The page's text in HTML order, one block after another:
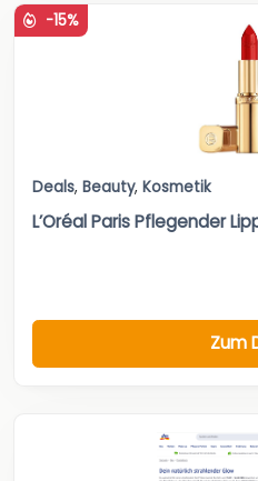
-15%
Deals, Beauty, Kosmetik
L’Oréal Paris Pflegender
Zum